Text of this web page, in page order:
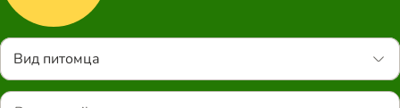
Вид питомца